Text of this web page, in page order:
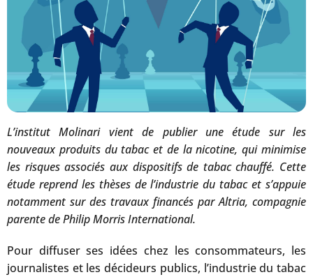
L’institut Molinari vient de publier une étude sur les
nouveaux produits du tabac et de la nicotine, qui minimise
les risques associés aux dispositifs de tabac chauffé. Cette
étude reprend les thèses de l’industrie du tabac et s’appuie
notamment sur des travaux financés par Altria, compagnie
parente de Philip Morris International.
Pour diffuser ses idées chez les consommateurs, les
journalistes et les décideurs publics, l’industrie du tabac